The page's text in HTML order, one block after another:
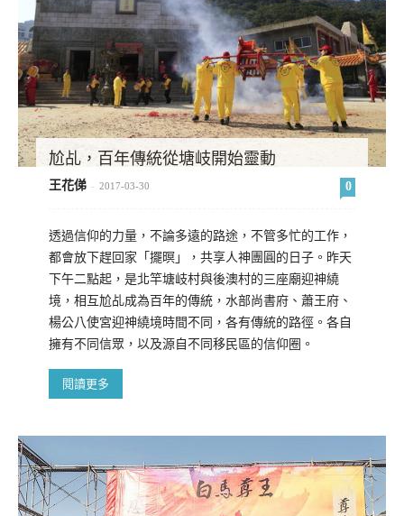
尬乩，百年傳統從塘岐開始靈動
王花俤 - 2017-03-30 0
透過信仰的力量，不論多遠的路途，不管多忙的工作，
都會放下趕回家「擺暝」，共享人神團圓的日子。昨天
下午二點起，是北竿塘岐村與後澳村的三座廟迎神繞
境，相互尬乩成為百年的傳統，水部尚書府、蕭王府、
楊公八使宮迎神繞境時間不同，各有傳統的路徑。各自
擁有不同信眾，以及源自不同移民區的信仰圈。
閱讀更多